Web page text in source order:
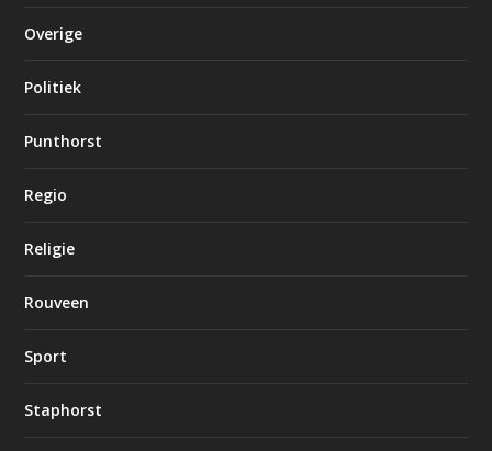
Overige
Politiek
Punthorst
Regio
Religie
Rouveen
Sport
Staphorst